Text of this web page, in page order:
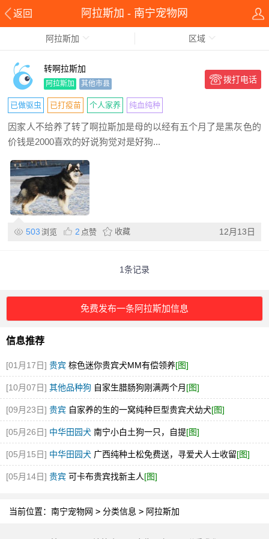
返回 阿拉斯加 - 南宁宠物网
阿拉斯加 区域
转啊拉斯加
阿拉斯加 其他市县 拨打电话
已做驱虫 已打疫苗 个人家养 纯血纯种
因家人不给养了转了啊拉斯加是母的以经有五个月了是黑灰色的
价钱是2000喜欢的好说狗觉对是好狗...
503 浏览 2 点赞 收藏 12月13日
1条记录
免费发布一条阿拉斯加信息
信息推荐
[01月17日] 贵宾 棕色迷你贵宾犬MM有偿领养[图]
[10月07日] 其他品种狗 自家生腊肠狗刚满两个月 [图]
[09月23日] 贵宾 自家养的生的一窝纯种巨型贵宾犬幼犬[图]
[05月26日] 中华田园犬 南宁小白土狗一只，自提[图]
[05月15日] 中华田园犬 广西纯种土松免费送，寻爱犬人士收留[图]
[05月14日] 贵宾 可卡布贵宾找新主人[图]
当前位置： 南宁宠物网 > 分类信息 > 阿拉斯加